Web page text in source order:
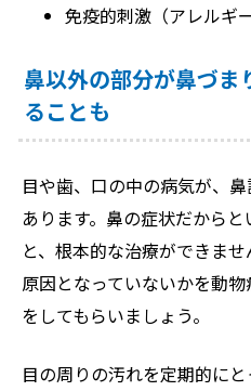
免疫的刺激（アレルギー
鼻以外の部分が鼻づま
ることも
目や歯、口の中の病気が、
あります。鼻の症状だから
と、根本的な治療ができま
原因となっていないかを動
をしてもらいましょう。
目の周りの汚れを定期的に